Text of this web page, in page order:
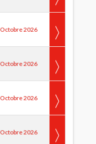
2026
2026
2026
2026